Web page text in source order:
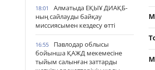
18:01
Алматыда ЕҚЫҰ ДИАҚБ-
ның сайлауды байқау
миссиясымен кездесу өтті
16:55
Павлодар облысы
бойынша ҚАЖД мекемесіне
тыйым салынған заттарды